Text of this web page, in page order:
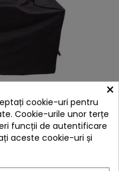
160 x 107 x 60 cm
140766
×
cookie-uri pentru
Cookie-urile unor terțe
funcții de autentificare
aceste cookie-uri și